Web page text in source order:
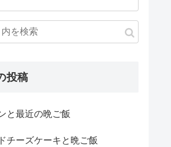
投稿
と最近の晩ご飯
チーズケーキと晩ご飯